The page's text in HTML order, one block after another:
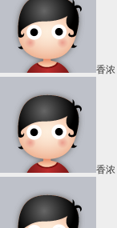
香浓
香浓